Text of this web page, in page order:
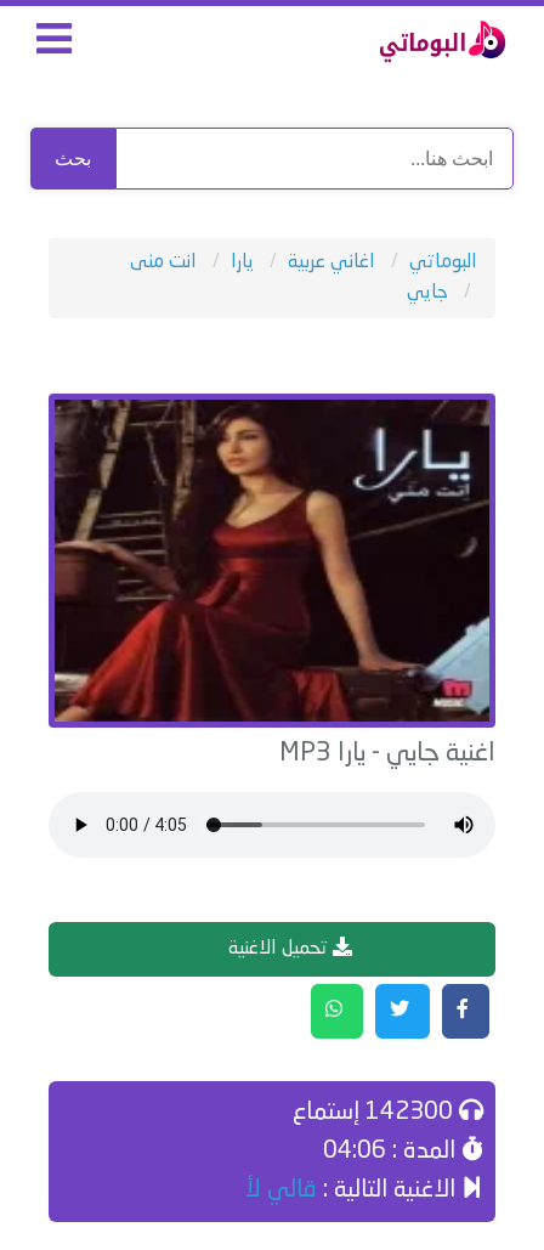
بحث
البوماتي اغاني عربية يارا
انت منى
جايي
اغنية جايي - يارا
تحميل الاغنية
المدة : 04:06
الاغنية التالية : قالي لأ